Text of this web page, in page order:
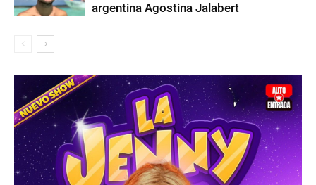
argentina Agostina Jalabert